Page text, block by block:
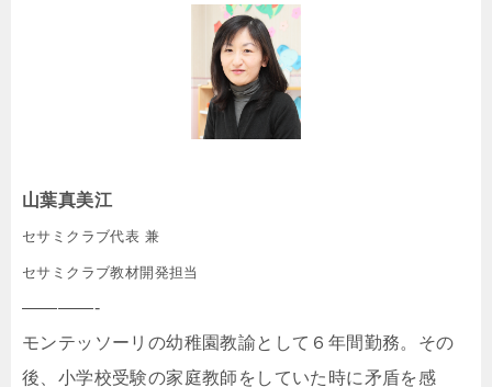
山葉真美江
セサミクラブ代表 兼
セサミクラブ教材開発担当
————-
モンテッソーリの幼稚園教諭として６年間勤務。その
後、小学校受験の家庭教師をしていた時に矛盾を感